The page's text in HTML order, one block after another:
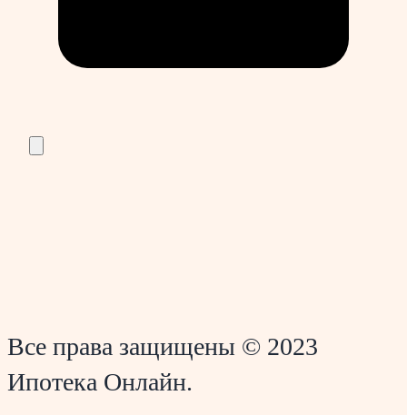
Все права защищены © 2023
Ипотека Онлайн.